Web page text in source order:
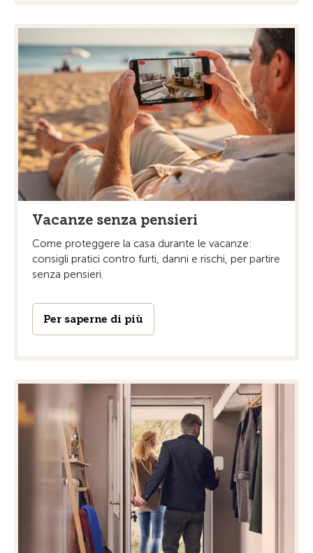
Vacanze senza pensieri
Come proteggere la casa durante le vacanze:
consigli pratici contro furti, danni e rischi, per partire
senza pensieri.
Per saperne di più